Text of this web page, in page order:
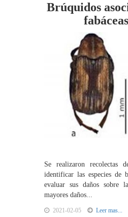
Brúquidos
Se realizaron recolectas
identificar las especies de
evaluar sus daños sobre
mayores daños...
2021-02-05 Leer mas...